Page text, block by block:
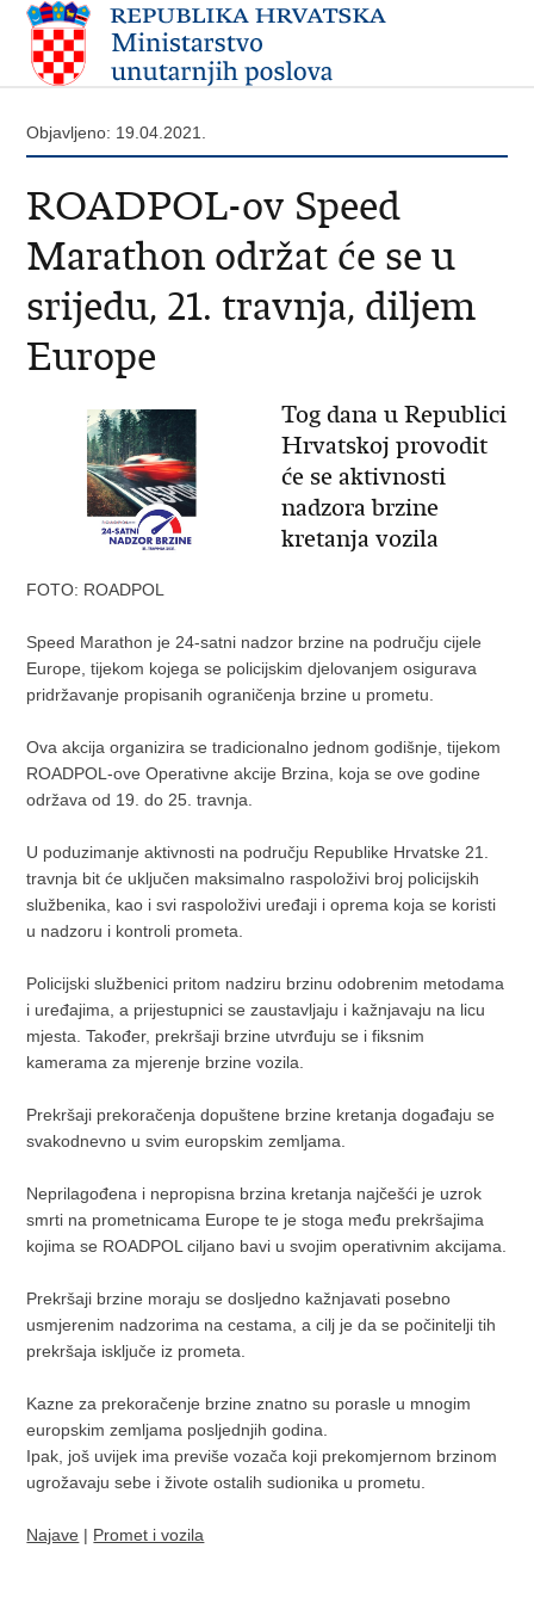
Objavljeno: 19.04.2021.
ROADPOL-ov Speed
Marathon održat će se u
srijedu, 21. travnja, diljem
Europe
Tog dana u Republici
Hrvatskoj provodit
će se aktivnosti
nadzora brzine
kretanja vozila
FOTO: ROADPOL
Speed Marathon je 24-satni nadzor brzine na području cijele
Europe, tijekom kojega se policijskim djelovanjem osigurava
pridržavanje propisanih ograničenja brzine u prometu.
Ova akcija organizira se tradicionalno jednom godišnje, tijekom
ROADPOL-ove Operativne akcije Brzina, koja se ove godine
održava od 19. do 25. travnja.
U poduzimanje aktivnosti na području Republike Hrvatske 21.
travnja bit će uključen maksimalno raspoloživi broj policijskih
službenika, kao i svi raspoloživi uređaji i oprema koja se koristi
u nadzoru i kontroli prometa.
Policijski službenici pritom nadziru brzinu odobrenim metodama
i uređajima, a prijestupnici se zaustavljaju i kažnjavaju na licu
mjesta. Također, prekršaji brzine utvrđuju se i fiksnim
kamerama za mjerenje brzine vozila.
Prekršaji prekoračenja dopuštene brzine kretanja događaju se
svakodnevno u svim europskim zemljama.
Neprilagođena i nepropisna brzina kretanja najčešći je uzrok
smrti na prometnicama Europe te je stoga među prekršajima
kojima se ROADPOL ciljano bavi u svojim operativnim akcijama.
Prekršaji brzine moraju se dosljedno kažnjavati posebno
usmjerenim nadzorima na cestama, a cilj je da se počinitelji tih
prekršaja isključe iz prometa.
Kazne za prekoračenje brzine znatno su porasle u mnogim
europskim zemljama posljednjih godina.
Ipak, još uvijek ima previše vozača koji prekomjernom brzinom
ugrožavaju sebe i živote ostalih sudionika u prometu.
Najave | Promet i vozila